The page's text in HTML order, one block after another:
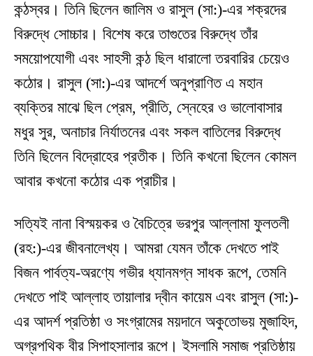
কন্ঠস্বর। তিনি ছিলেন জালিম ও রাসুল (সা:)-এর শক্রদের
বিরুদ্ধে সোচ্চার। বিশেষ করে তাগুতের বিরুদ্ধে তাঁর
সময়োপযোগী এবং সাহসী কন্ঠ ছিল ধারালো তরবারির চেয়েও
কঠোর। রাসুল (সা:)-এর আদর্শে অনুপ্রাণিত এ মহান
ব্যক্তির মাঝে ছিল প্রেম, প্রীতি, স্নেহের ও ভালোবাসার
মধুর সুর, অনাচার নির্যাতনের এবং সকল বাতিলের বিরুদ্ধে
তিনি ছিলেন বিদ্রোহের প্রতীক। তিনি কখনো ছিলেন কোমল
আবার কখনো কঠোর এক প্রাচীর।
সত্যিই নানা বিস্ময়কর ও বৈচিত্রে ভরপুর আল্লামা ফুলতলী
(রহ:)-এর জীবনালেখ্য। আমরা যেমন তাঁকে দেখতে পাই
বিজন পার্বত্য-অরণ্যে গভীর ধ্যানমগ্ন সাধক রূপে, তেমনি
দেখতে পাই আল্লাহ তায়ালার দ্বীন কায়েম এবং রাসুল (সা:)-
এর আদর্শ প্রতিষ্ঠা ও সংগ্রামের ময়দানে অকুতোভয় মুজাহিদ,
অগ্রপথিক বীর সিপাহসালার রূপে। ইসলামি সমাজ প্রতিষ্ঠায়